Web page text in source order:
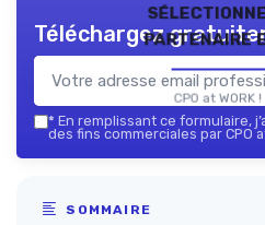
partenaire
CPO at WORK
Téléchargez
* En remplissant ce formulaire,
des fins commerciales par CPO
SOMMAIRE